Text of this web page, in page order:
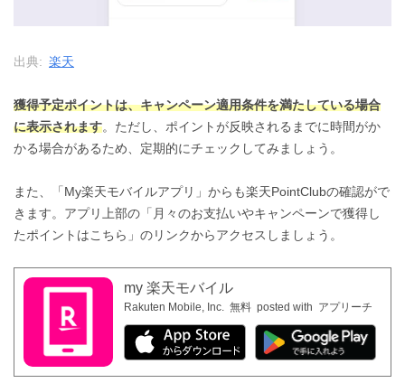
出典: 楽天
獲得予定ポイントは、キャンペーン適用条件を満たしている場合
に表示されます。ただし、ポイントが反映されるまでに時間がか
かる場合があるため、定期的にチェックしてみましょう。
また、「My楽天モバイルアプリ」からも楽天PointClubの確認がで
きます。アプリ上部の「月々のお支払いやキャンペーンで獲得し
たポイントはこちら」のリンクからアクセスしましょう。
my 楽天モバイル
Rakuten Mobile, Inc. 無料 posted with アプリーチ